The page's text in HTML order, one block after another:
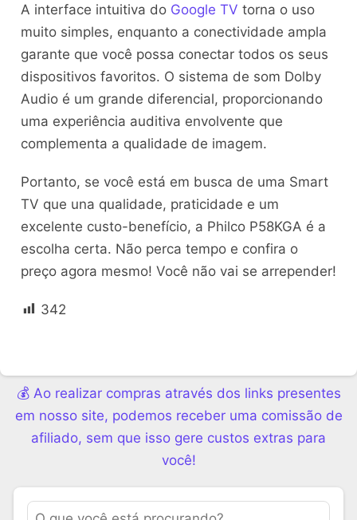
A interface intuitiva do Google TV torna o uso
muito simples, enquanto a conectividade ampla
garante que você possa conectar todos os seus
dispositivos favoritos. O sistema de som Dolby
Audio é um grande diferencial, proporcionando
uma experiência auditiva envolvente que
complementa a qualidade de imagem.
Portanto, se você está em busca de uma Smart
TV que una qualidade, praticidade e um
excelente custo-benefício, a Philco P58KGA é a
escolha certa. Não perca tempo e confira o
preço agora mesmo! Você não vai se arrepender!
342
💰 Ao realizar compras através dos links presentes
em nosso site, podemos receber uma comissão de
afiliado, sem que isso gere custos extras para
você!